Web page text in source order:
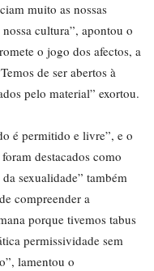
muito as nossas
cultura”, apontou o
o jogo dos afectos, a
de ser abertos à
pelo material” exortou.
é permitido e livre”, e o
destacados como
sexualidade” também
compreender a
porque tivemos tabus
permissividade sem
lamentou o